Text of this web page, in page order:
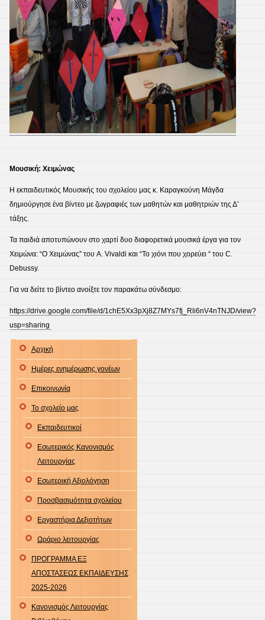
Μουσική: Χειμώνας
Η εκπαιδευτικός Μουσικής του σχολείου μας κ. Καραγκούνη Μάγδα
δημιούργησε ένα βίντεο με ζωγραφιές των μαθητών και μαθητριών της Δ’
τάξης.
Τα παιδιά αποτυπώνουν στο χαρτί δυο διαφορετικά μουσικά έργα για τον
Χειμώνα: “Ο Χειμώνας” του A. Vivaldi και “Το χιόνι που χορεύει “ του C.
Debussy.
Για να δείτε το βίντεο ανοίξτε τον παρακάτω σύνδεσμο:
https://drive.google.com/file/d/1chE5Xx3pXj8Z7MYs7fj_Rli6nV4nTNJD/view?
usp=sharing
Αρχική
Ημέρες ενημέρωσης γονέων
Επικοινωνία
Το σχολείο μας
Εκπαιδευτικοί
Εσωτερικός Κανονισμός
Λειτουργίας
Εσωτερική Αξιολόγηση
Προσβασιμότητα σχολείου
Εργαστήρια Δεξιοτήτων
Ωράριο λειτουργίας
ΠΡΟΓΡΑΜΜΑ ΕΞ
ΑΠΟΣΤΑΣΕΩΣ ΕΚΠΑΙΔΕΥΣΗΣ
2025-2026
Κανονισμός Λειτουργίας